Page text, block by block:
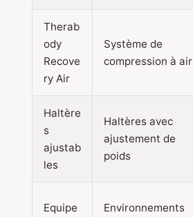
Therab
ody
Recove
ry Air
Système de
compression à air
Haltère
s
ajustab
les
Haltères avec
ajustement de
poids
Equipe
Environnements